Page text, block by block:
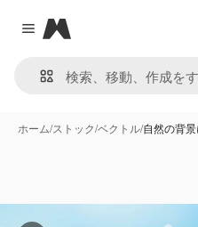
Close menu
Magnific
ホーム/ストック/ベクトル/自然の背